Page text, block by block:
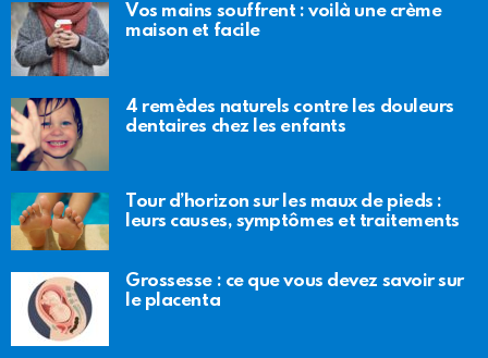
Vos mains souffrent : voilà une crème
maison et facile
4 remèdes naturels contre les douleurs
dentaires chez les enfants
Tour d’horizon sur les maux de pieds :
leurs causes, symptômes et traitements
Grossesse : ce que vous devez savoir sur
le placenta